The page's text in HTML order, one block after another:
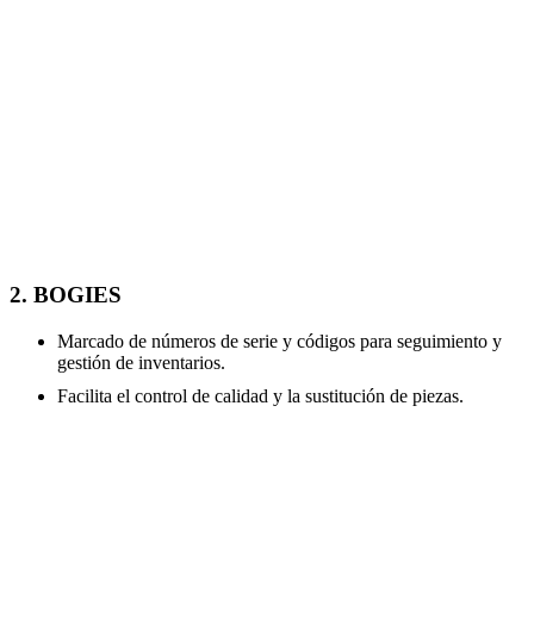
2. BOGIES
Marcado de números de serie y códigos para seguimiento y
gestión de inventarios.
Facilita el control de calidad y la sustitución de piezas.